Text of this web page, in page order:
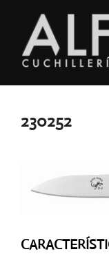
contenido
230252